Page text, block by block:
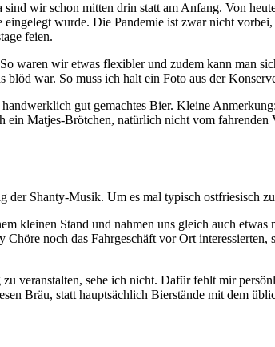
wir schon mitten drin statt am Anfang. Von
wurde. Die Pandemie ist zwar nicht
feien.
waren wir etwas flexibler und zudem kann man
war. So muss ich halt ein Foto aus der
gut gemachtes Bier. Kleine
Matjes-Brötchen, natürlich nicht vom
Shanty-Musik. Um es mal typisch ostfriesisch
kleinen Stand und nahmen uns gleich auch
noch das Fahrgeschäft vor Ort interessierten,
veranstalten, sehe ich nicht. Dafür fehlt mir
Bräu, statt hauptsächlich Bierstände mit dem